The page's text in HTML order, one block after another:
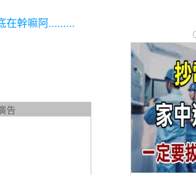
在幹嘛阿.........
告